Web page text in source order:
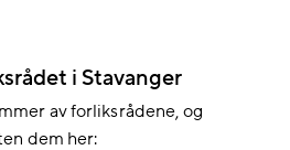
i Stavanger
av forliksrådene, og
dem her: